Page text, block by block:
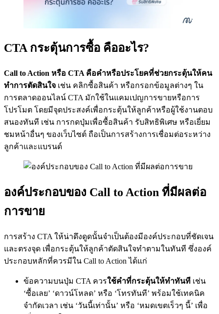
CTA กระตุ้นการซื้อ คืออะไร?
Call to Action หรือ CTA คือคำหรือประโยคที่ช่วยกระตุ้นให้คน
ทำการตัดสินใจ เช่น คลิกซื้อสินค้า หรือกรอกข้อมูลต่างๆ ใน
การตลาดออนไลน์ CTA มักใช้ในแคมเปญการขายหรือการ
โปรโมต โดยมีจุดประสงค์เพื่อกระตุ้นให้ลูกค้าหรือผู้ใช้งานตอบ
สนองทันที เช่น การกดปุ่มเพื่อซื้อสินค้า รับสิทธิพิเศษ หรือเยี่ยม
ชมหน้าอื่นๆ ของเว็บไซต์ ถือเป็นการสร้างการเชื่อมต่อระหว่าง
ลูกค้าและแบรนด์
องค์ประกอบของ Call to Action ที่มีผลต่อ
การขาย
การสร้าง CTA ให้น่าดึงดูดนั้นจำเป็นต้องมีองค์ประกอบที่ชัดเจน
และตรงจุด เพื่อกระตุ้นให้ลูกค้าตัดสินใจทำตามในทันที ซึ่งองค์
ประกอบหลักที่ควรมีใน Call to Action ได้แก่
ข้อความบนปุ่ม CTA ควรใช้คำที่กระตุ้นให้ทำทันที เช่น
‘ซื้อเลย’ ‘ดาวน์โหลด’ หรือ ‘โทรทันที’ พร้อมใช้เทคนิค
จำกัดเวลา เช่น ‘วันนี้เท่านั้น’ หรือ ‘หมดเขตเร็วๆ นี้’ เพื่อ